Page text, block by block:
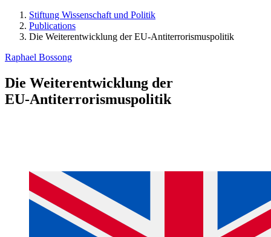
Stiftung Wissenschaft und Politik
Publications
Die Weiterentwicklung der EU‑Antiterrorismuspolitik
Raphael Bossong
Die Weiterentwicklung der
EU‑Antiterrorismuspolitik